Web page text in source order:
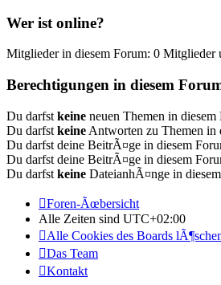
Wer ist online?
Mitglieder in diesem Forum: 0 Mitglieder
Berechtigungen in diesem
Du darfst keine neuen Themen in diesem
Du darfst keine Antworten zu Themen in
Du darfst deine BeitrÃ¤ge in diesem
Du darfst deine BeitrÃ¤ge in diesem
Du darfst keine DateianhÃ¤nge in
Foren-Ãœbersicht
Alle Zeiten sind UTC+02:00
Alle Cookies des Boards
Das Team
Kontakt